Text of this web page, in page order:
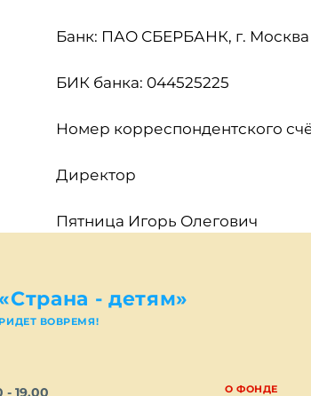
Банк: ПАО СБЕРБАНК, г. Москва
БИК банка: 044525225
Номер корреспондентского
Директор
Пятница Игорь Олегович
- детям»
ВОВРЕМЯ!
19.00 О ФОНДЕ